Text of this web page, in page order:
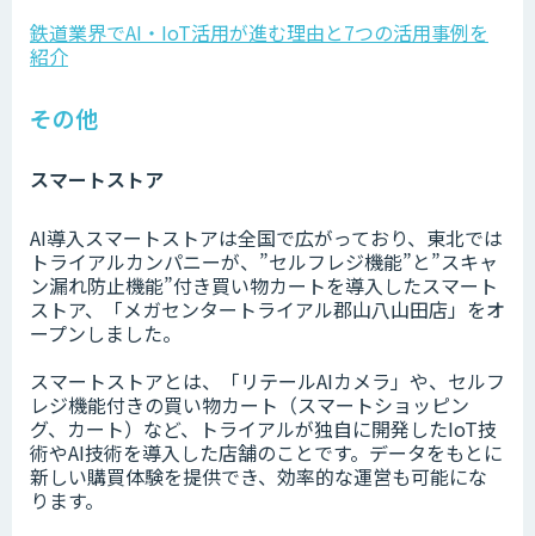
鉄道業界でAI・IoT活用が進む理由と7つの活用事例を
紹介
その他
スマートストア
AI導入スマートストアは全国で広がっており、東北では
トライアルカンパニーが、”セルフレジ機能”と”スキャ
ン漏れ防止機能”付き買い物カートを導入したスマート
ストア、「メガセンタートライアル郡山八山田店」をオ
ープンしました。
スマートストアとは、「リテールAIカメラ」や、セルフ
レジ機能付きの買い物カート（スマートショッピン
グ、カート）など、トライアルが独自に開発したIoT技
術やAI技術を導入した店舗のことです。データをもとに
新しい購買体験を提供でき、効率的な運営も可能にな
ります。